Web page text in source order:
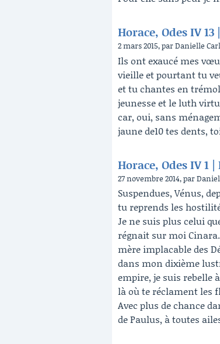
Horace, Odes IV
2 mars 2015, par Danielle
Ils ont exaucé mes
vieille et pourtant tu
et tu chantes en
jeunesse et le luth
car, oui, sans
jaune de10 tes dents,
Horace, Odes IV
27 novembre 2014, par
Suspendues, Vénus,
tu reprends les
Je ne suis plus celui
régnait sur moi
mère implacable des
dans mon dixième
empire, je suis rebelle
là où te réclament les
Avec plus de chance
de Paulus, à toutes